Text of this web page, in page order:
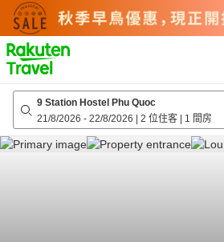
to
top
page
9 Station Hostel Phu Quoc
21/8/2026 - 22/8/2026 | 2 位住客 | 1 間房